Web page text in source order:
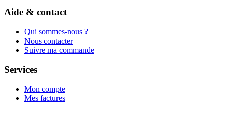
Aide & contact
Qui sommes-nous ?
Nous contacter
Suivre ma commande
Services
Mon compte
Mes factures